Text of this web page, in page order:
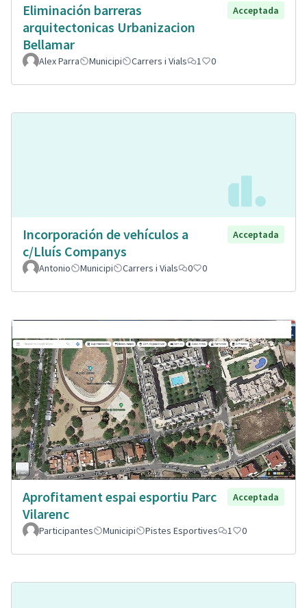
Eliminación barreras
arquitectonicas Urbanizacion
Bellamar
Acceptada
Alex Parra Municipi Carrers i Vials 1 0
Incorporación de vehículos a
c/Lluís Companys
Acceptada
Antonio Municipi Carrers i Vials 0 0
Aprofitament espai esportiu Parc
Vilarenc
Acceptada
Participantes Municipi Pistes Esportives 1 0